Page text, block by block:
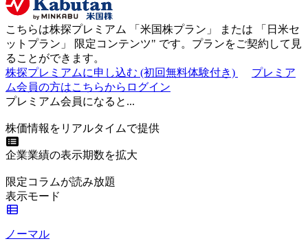
こちらは株探プレミアム 「 米国株プラン 」 または 「 日米セ
ットプラン 」 限定コンテンツ" です。プランをご契約して見
ることができます。
株探プレミアムに申し込む (初回無料体験付き)
プレミア
ム会員の方はこちらからログイン
プレミアム会員になると...
株価情報をリアルタイムで提供
企業業績の表示期数を拡大
限定コラムが読み放題
表示モード
ノーマル